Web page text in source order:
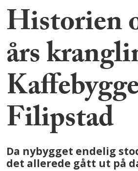
Historien
års
Filipstad
Da nybygget endelig
det allerede gått ut på